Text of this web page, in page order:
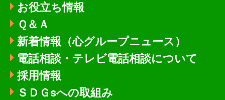
お役立ち情報
Ｑ＆Ａ
新着情報 （心グループニュース）
電話相談・テレビ電話相談について
採用情報
ＳＤＧsへの取組み